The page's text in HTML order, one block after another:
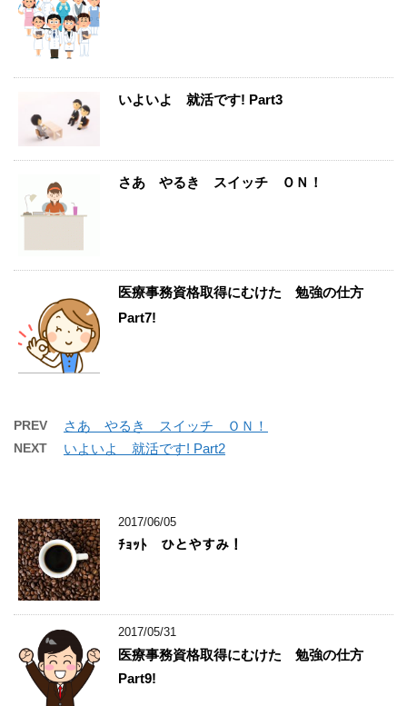
いよいよ 就活です! Part3
さあ やるき スイッチ ＯＮ！
医療事務資格取得にむけた 勉強の仕方
Part7!
PREV さあ やるき スイッチ ＯＮ！
NEXT いよいよ 就活です! Part2
2017/06/05
ﾁｮｯﾄ ひとやすみ！
2017/05/31
医療事務資格取得にむけた 勉強の仕方
Part9!